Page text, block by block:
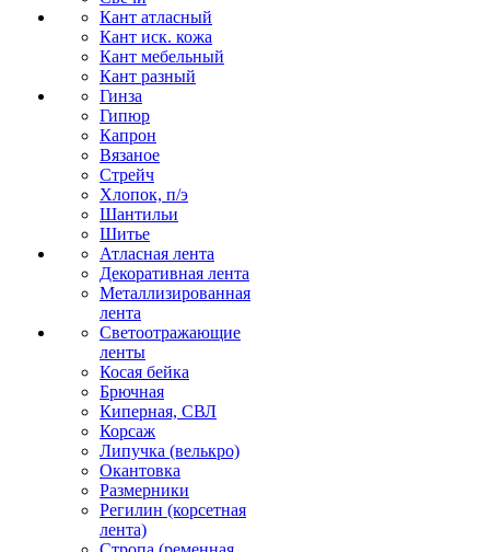
Кант атласный
Кант иск. кожа
Кант мебельный
Кант разный
Гинза
Гипюр
Капрон
Вязаное
Стрейч
Хлопок, п/э
Шантильи
Шитье
Атласная лента
Декоративная лента
Металлизированная
лента
Светоотражающие
ленты
Косая бейка
Брючная
Киперная, СВЛ
Корсаж
Липучка (велькро)
Окантовка
Размерники
Регилин (корсетная
лента)